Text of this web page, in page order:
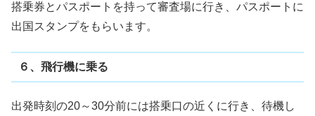
搭乗券とパスポートを持って審査場に行き、パスポートに
出国スタンプをもらいます。
６、飛行機に乗る
出発時刻の20～30分前には搭乗口の近くに行き、待機し